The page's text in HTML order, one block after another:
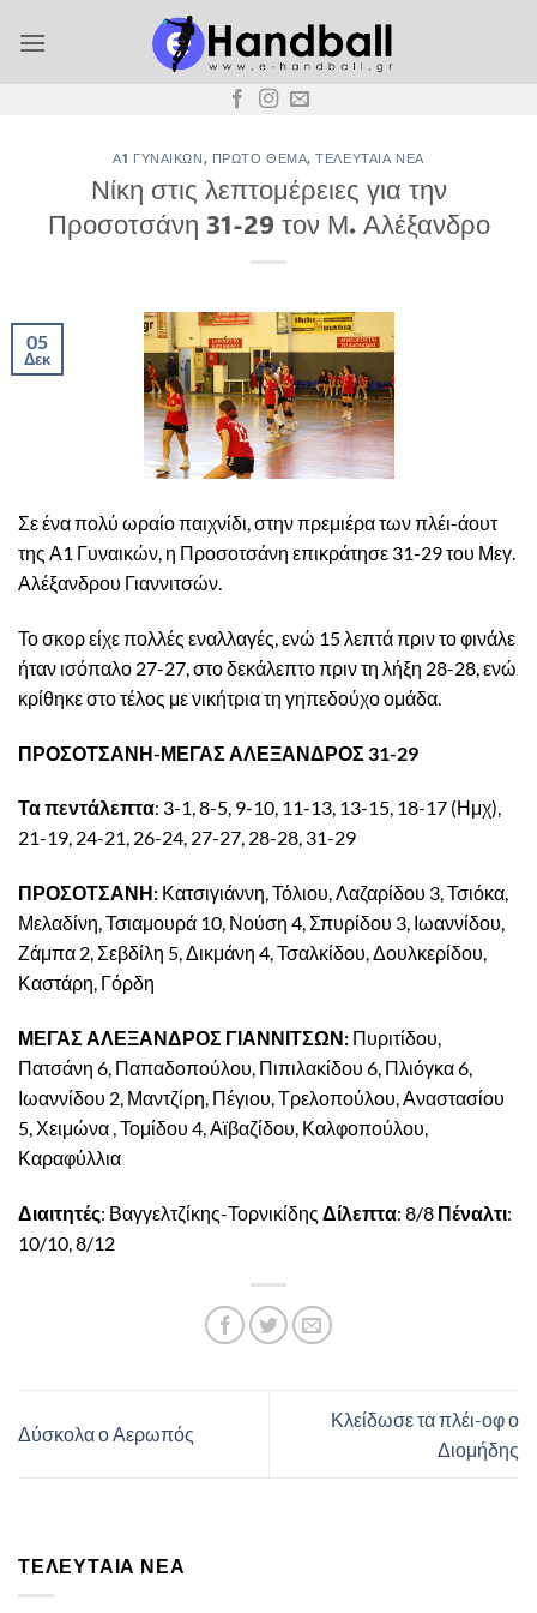
στο
Α1 ΓΥΝΑΙΚΏΝ, ΠΡΏΤΟ ΘΈΜΑ,ΤΕΛΕΥΤΑΊΑ ΝΈΑ
Νίκη στις λεπτομέρειες για την
Προσοτσάνη 31-29 τον Μ. Αλέξανδρο
05
Δεκ
Σε ένα πολύ ωραίο παιχνίδι, στην πρεμιέρα των πλέι-άουτ
της Α1 Γυναικών, η Προσοτσάνη επικράτησε 31-29 του Μεγ.
Αλέξανδρου Γιαννιτσών.
Το σκορ είχε πολλές εναλλαγές, ενώ 15 λεπτά πριν το φινάλε
ήταν ισόπαλο 27-27, στο δεκάλεπτο πριν τη λήξη 28-28, ενώ
κρίθηκε στο τέλος με νικήτρια τη γηπεδούχο ομάδα.
ΠΡΟΣΟΤΣΑΝΗ-ΜΕΓΑΣ ΑΛΕΞΑΝΔΡΟΣ 31-29
Τα πεντάλεπτα: 3-1, 8-5, 9-10, 11-13, 13-15, 18-17 (Ημχ),
21-19, 24-21, 26-24, 27-27, 28-28, 31-29
ΠΡΟΣΟΤΣΑΝΗ: Κατσιγιάννη, Τόλιου, Λαζαρίδου 3, Τσιόκα,
Μελαδίνη, Τσιαμουρά 10, Νούση 4, Σπυρίδου 3, Ιωαννίδου,
Ζάμπα 2, Σεβδίλη 5, Δικμάνη 4, Τσαλκίδου, Δουλκερίδου,
Καστάρη, Γόρδη
ΜΕΓΑΣ ΑΛΕΞΑΝΔΡΟΣ ΓΙΑΝΝΙΤΣΩΝ: Πυριτίδου,
Πατσάνη 6, Παπαδοπούλου, Πιπιλακίδου 6, Πλιόγκα 6,
Ιωαννίδου 2, Μαντζίρη, Πέγιου, Τρελοπούλου, Αναστασίου
5, Χειμώνα , Τομίδου 4, Αϊβαζίδου, Καλφοπούλου,
Καραφύλλια
Διαιτητές: Βαγγελτζίκης-Τορνικίδης Δίλεπτα: 8/8 Πέναλτι:
10/10, 8/12
Δύσκολα ο Αερωπός
Κλείδωσε τα πλέι-οφ ο
Διομήδης
ΤΕΛΕΥΤΑΊΑ ΝΈΑ